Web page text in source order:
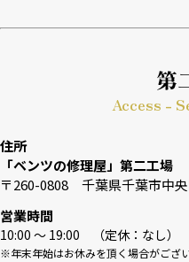
第
Access -
住所
「ベンツの修理屋」第二工場
〒260-0808 千葉県千葉市中
営業時間
10:00 〜 19:00 （定休：なし）
※年末年始はお休みを頂く場合がござ